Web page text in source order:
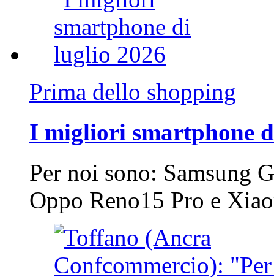
Prima dello shopping
I migliori smartphone
Per noi sono: Samsung
Oppo Reno15 Pro e